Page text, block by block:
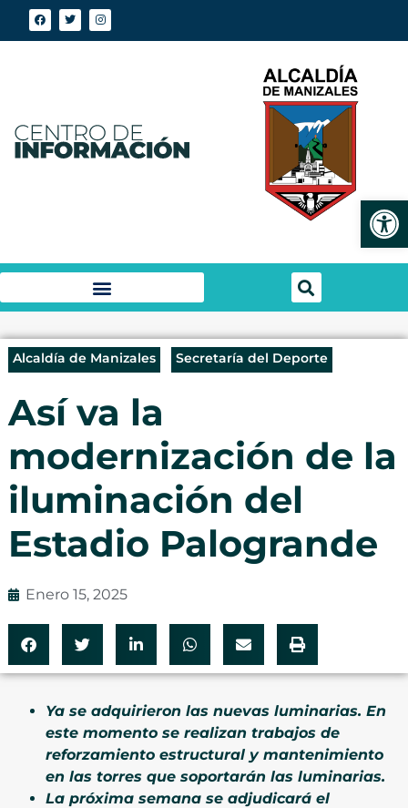
Alcaldía de Manizales Secretaría del Deporte
Así va la
modernización de la
iluminación del
Estadio Palogrande
Enero 15, 2025
Ya se adquirieron las nuevas luminarias. En
este momento se realizan trabajos de
reforzamiento estructural y mantenimiento
en las torres que soportarán las luminarias.
La próxima semana se adjudicará el